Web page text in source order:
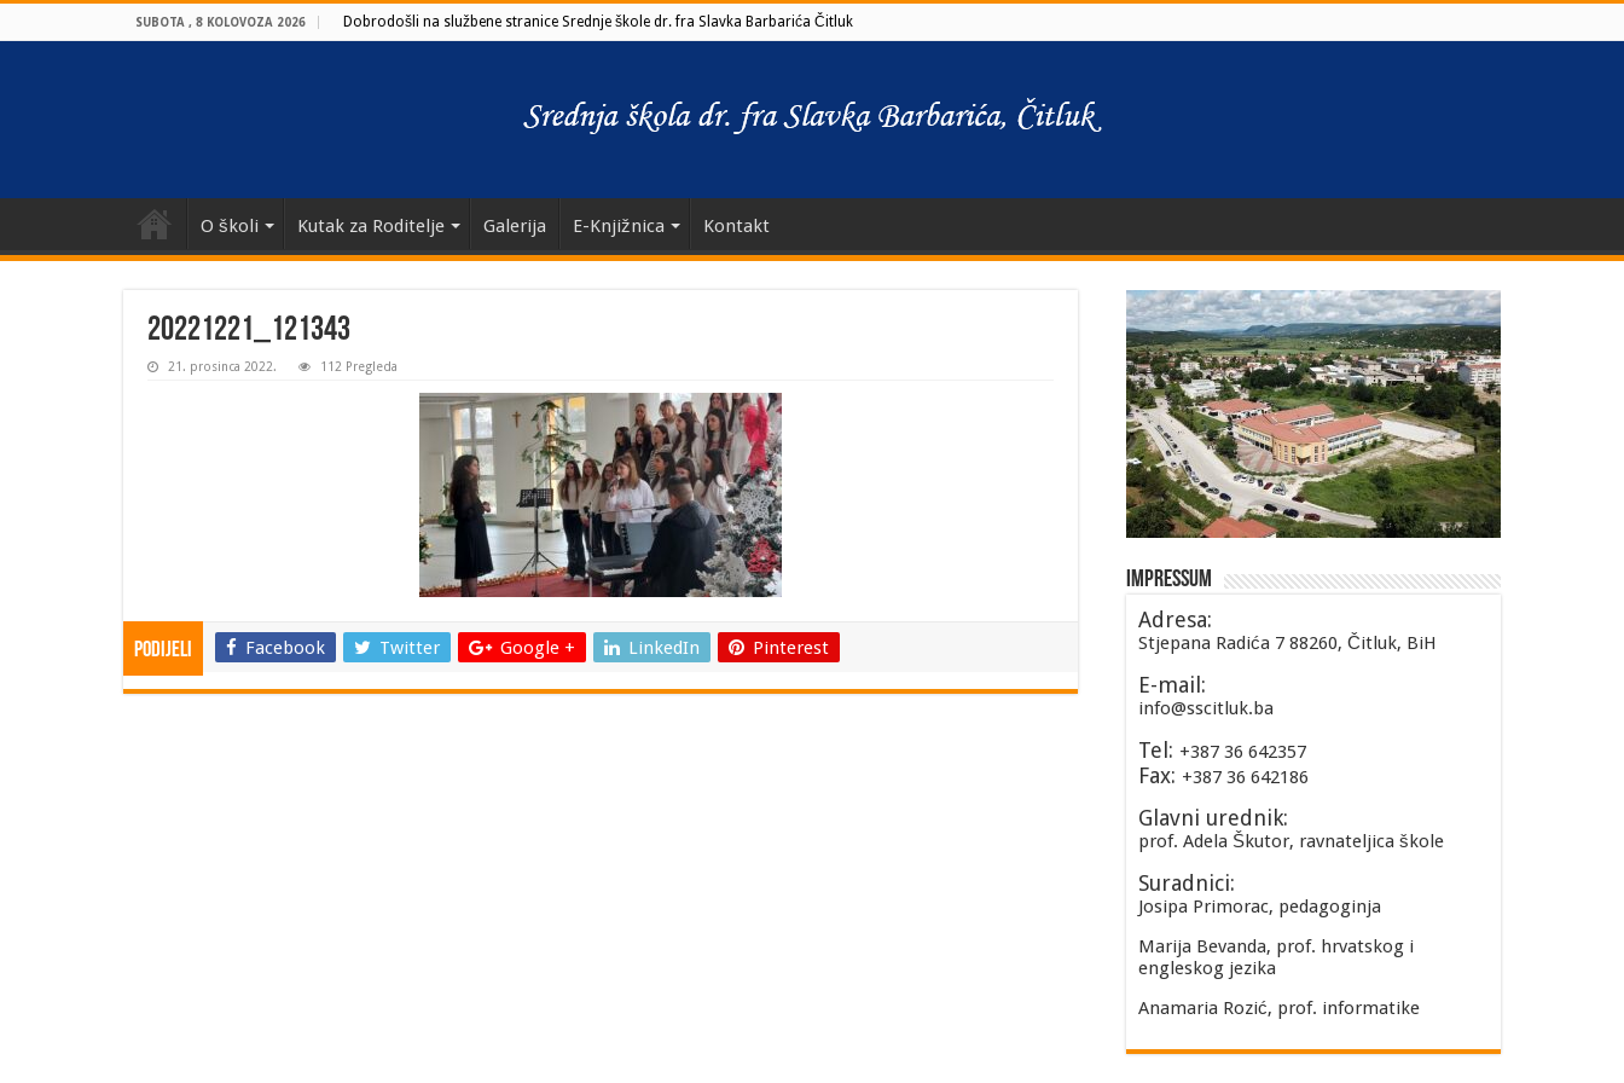
SUBOTA , 8 KOLOVOZA 2026 Dobrodošli na službene stranice Srednje škole dr. fra Slavka Barbarića Čitluk
O školi Kutak za Roditelje Galerija E-Knjižnica Kontakt
20221221_121343
21. prosinca 2022. 112 Pregleda
Podijeli Facebook Twitter Google + LinkedIn Pinterest
Impressum
Adresa:
Stjepana Radića 7 88260, Čitluk, BiH
E-mail:
info@sscitluk.ba
Tel: +387 36 642357
Fax: +387 36 642186
Glavni urednik:
prof. Adela Škutor, ravnateljica škole
Suradnici:
Josipa Primorac, pedagoginja
Marija Bevanda, prof. hrvatskog i
engleskog jezika
Anamaria Rozić, prof. informatike